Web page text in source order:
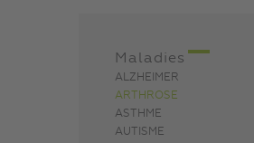
Maladies
ALZHEIMER
ARTHROSE
ASTHME
AUTISME